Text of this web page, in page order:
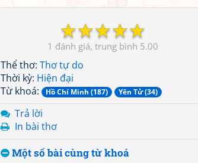
☆
☆
☆
☆
☆
1 5.00
Thể thơ: Thơ tự do
Thời kỳ: Hiện đại
Từ khoá:
Hồ Chí Minh (187) Yên Tử (34)
Trả lời
In bài thơ
Một số bài cùng từ khoá